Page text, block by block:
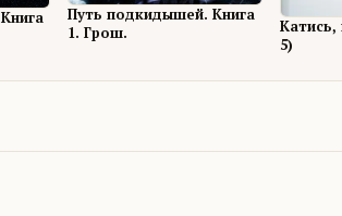
Путь подкидышей. Книга
1. Грош.
Катись,
5)